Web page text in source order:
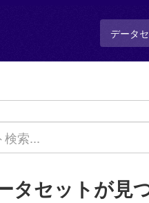
データ
タセットが見